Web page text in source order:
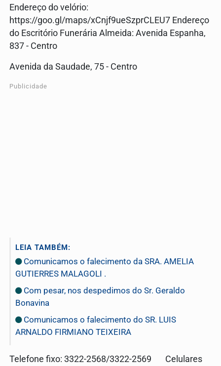
Endereço do velório:
https://goo.gl/maps/xCnjf9ueSzprCLEU7 Endereço
do Escritório Funerária Almeida: Avenida Espanha,
837 - Centro
Avenida da Saudade, 75 - Centro
Publicidade
LEIA TAMBÉM:
Comunicamos o falecimento da SRA. AMELIA
GUTIERRES MALAGOLI .
Com pesar, nos despedimos do Sr. Geraldo
Bonavina
Comunicamos o falecimento do SR. LUIS
ARNALDO FIRMIANO TEIXEIRA
Telefone fixo: 3322-2568/3322-2569 Celulares